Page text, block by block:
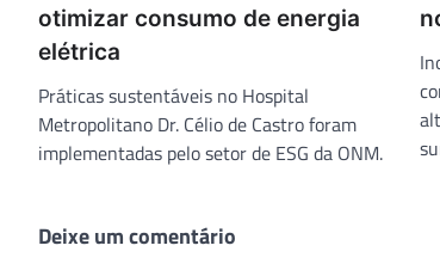
otimizar consumo de energia
elétrica
Práticas sustentáveis no Hospital
Metropolitano Dr. Célio de Castro foram
implementadas pelo setor de ESG da ONM.
Deixe um comentário